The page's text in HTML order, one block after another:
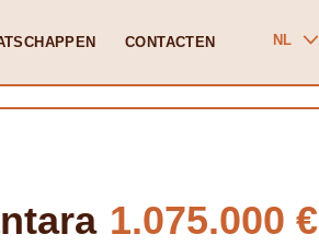
CONTACTEN NL
1.075.000 €